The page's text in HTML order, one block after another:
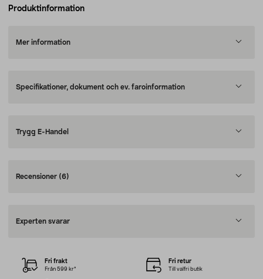
Produktinformation
Mer information
Specifikationer, dokument och ev. faroinformation
Trygg E-Handel
Recensioner (6)
Experten svarar
Fri frakt
Från 599 kr*
Fri retur
Till valfri butik